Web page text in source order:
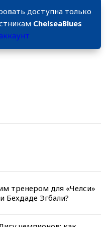
тренером для «Челси»
Бехдаде Эгбали?
доступна только
ChelseaBlues